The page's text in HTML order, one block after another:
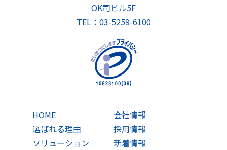
HOME
選ばれる理由
ソリューション
会社情報
採用情報
新着情報
OK司ビル5F
TEL：03-5259-6100